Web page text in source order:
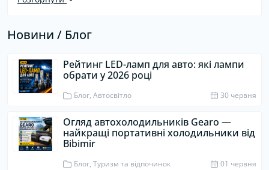
Новини / Блог
Рейтинг LED-ламп для авто: які лампи
обрати у 2026 році
Блог, Автосвітло 30 червня
Огляд автохолодильників Gearo —
найкращі портативні холодильники від
Bibimir
Блог, Туризм та відпочинок 01 червня